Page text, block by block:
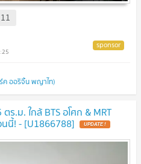
11
ร์ค ออริจิ้น พญาไท)
.ม. ใกล้ BTS อโศก & MRT
นี้! - [U1866788]